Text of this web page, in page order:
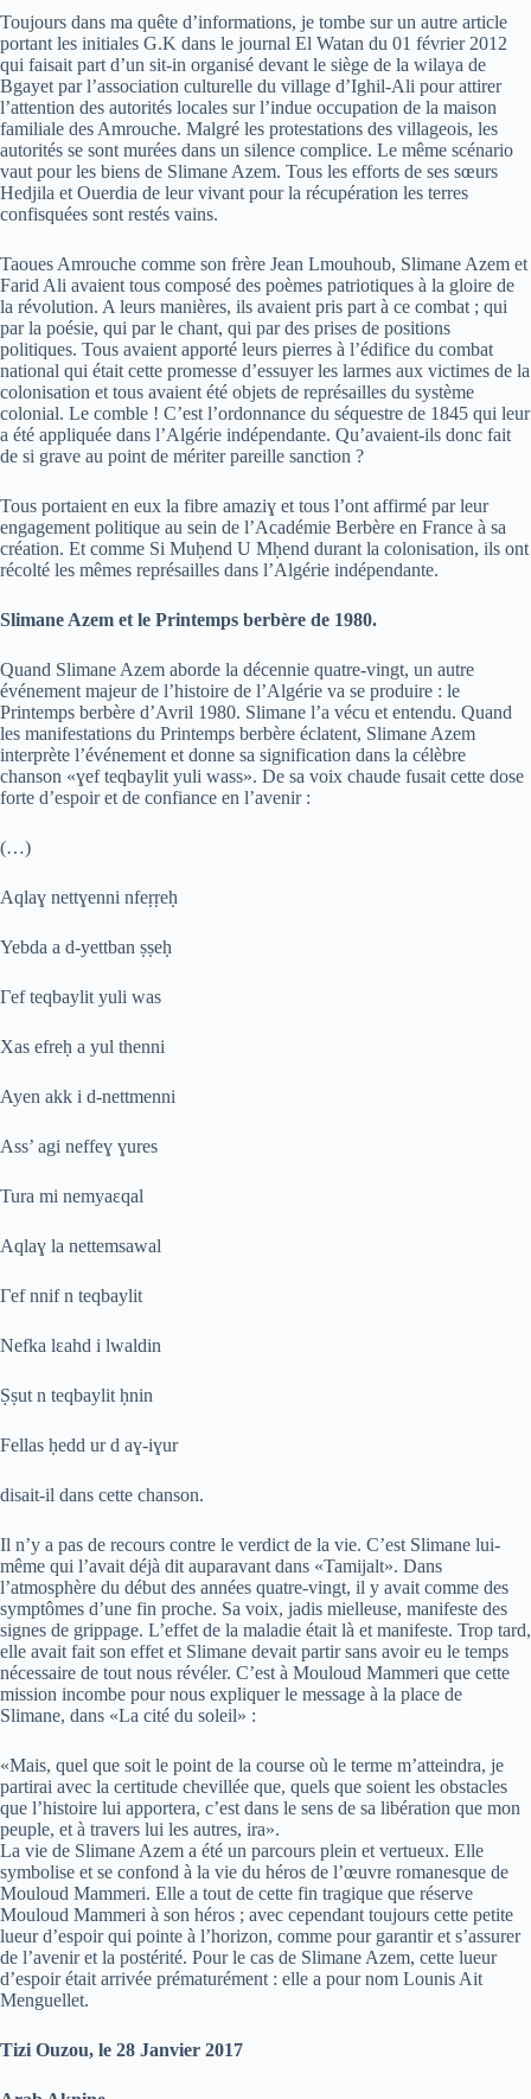
Toujours dans ma quête d’informations, je tombe sur un autre article
portant les initiales G.K dans le journal El Watan du 01 février 2012
qui faisait part d’un sit-in organisé devant le siège de la wilaya de
Bgayet par l’association culturelle du village d’Ighil-Ali pour attirer
l’attention des autorités locales sur l’indue occupation de la maison
familiale des Amrouche. Malgré les protestations des villageois, les
autorités se sont murées dans un silence complice. Le même scénario
vaut pour les biens de Slimane Azem. Tous les efforts de ses sœurs
Hedjila et Ouerdia de leur vivant pour la récupération les terres
confisquées sont restés vains.
Taoues Amrouche comme son frère Jean Lmouhoub, Slimane Azem et
Farid Ali avaient tous composé des poèmes patriotiques à la gloire de
la révolution. A leurs manières, ils avaient pris part à ce combat ; qui
par la poésie, qui par le chant, qui par des prises de positions
politiques. Tous avaient apporté leurs pierres à l’édifice du combat
national qui était cette promesse d’essuyer les larmes aux victimes de la
colonisation et tous avaient été objets de représailles du système
colonial. Le comble ! C’est l’ordonnance du séquestre de 1845 qui leur
a été appliquée dans l’Algérie indépendante. Qu’avaient-ils donc fait
de si grave au point de mériter pareille sanction ?
Tous portaient en eux la fibre amaziɣ et tous l’ont affirmé par leur
engagement politique au sein de l’Académie Berbère en France à sa
création. Et comme Si Muḥend U Mḥend durant la colonisation, ils ont
récolté les mêmes représailles dans l’Algérie indépendante.
Slimane Azem et le Printemps berbère de 1980.
Quand Slimane Azem aborde la décennie quatre-vingt, un autre
événement majeur de l’histoire de l’Algérie va se produire : le
Printemps berbère d’Avril 1980. Slimane l’a vécu et entendu. Quand
les manifestations du Printemps berbère éclatent, Slimane Azem
interprète l’événement et donne sa signification dans la célèbre
chanson «ɣef teqbaylit yuli wass». De sa voix chaude fusait cette dose
forte d’espoir et de confiance en l’avenir :
(…)
Aqlaɣ nettɣenni nfeṛṛeḥ
Yebda a d-yettban ṣṣeḥ
Γef teqbaylit yuli was
Xas efreḥ a yul thenni
Ayen akk i d-nettmenni
Ass’ agi neffeɣ ɣures
Tura mi nemyaɛqal
Aqlaɣ la nettemsawal
Γef nnif n teqbaylit
Nefka lɛahd i lwaldin
Ṣṣut n teqbaylit ḥnin
Fellas ḥedd ur d aɣ-iɣur
disait-il dans cette chanson.
Il n’y a pas de recours contre le verdict de la vie. C’est Slimane lui-
même qui l’avait déjà dit auparavant dans «Tamijalt». Dans
l’atmosphère du début des années quatre-vingt, il y avait comme des
symptômes d’une fin proche. Sa voix, jadis mielleuse, manifeste des
signes de grippage. L’effet de la maladie était là et manifeste. Trop tard,
elle avait fait son effet et Slimane devait partir sans avoir eu le temps
nécessaire de tout nous révéler. C’est à Mouloud Mammeri que cette
mission incombe pour nous expliquer le message à la place de
Slimane, dans «La cité du soleil» :
«Mais, quel que soit le point de la course où le terme m’atteindra, je
partirai avec la certitude chevillée que, quels que soient les obstacles
que l’histoire lui apportera, c’est dans le sens de sa libération que mon
peuple, et à travers lui les autres, ira».
La vie de Slimane Azem a été un parcours plein et vertueux. Elle
symbolise et se confond à la vie du héros de l’œuvre romanesque de
Mouloud Mammeri. Elle a tout de cette fin tragique que réserve
Mouloud Mammeri à son héros ; avec cependant toujours cette petite
lueur d’espoir qui pointe à l’horizon, comme pour garantir et s’assurer
de l’avenir et la postérité. Pour le cas de Slimane Azem, cette lueur
d’espoir était arrivée prématurément : elle a pour nom Lounis Ait
Menguellet.
Tizi Ouzou, le 28 Janvier 2017